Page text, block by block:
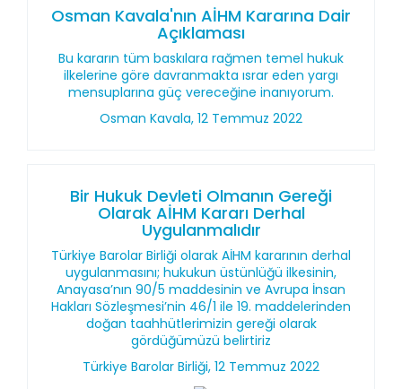
Osman Kavala'nın AİHM Kararına Dair
Açıklaması
Bu kararın tüm baskılara rağmen temel hukuk
ilkelerine göre davranmakta ısrar eden yargı
mensuplarına güç vereceğine inanıyorum.
Osman Kavala, 12 Temmuz 2022
Bir Hukuk Devleti Olmanın Gereği
Olarak AİHM Kararı Derhal
Uygulanmalıdır
Türkiye Barolar Birliği olarak AİHM kararının derhal
uygulanmasını; hukukun üstünlüğü ilkesinin,
Anayasa’nın 90/5 maddesinin ve Avrupa İnsan
Hakları Sözleşmesi’nin 46/1 ile 19. maddelerinden
doğan taahhütlerimizin gereği olarak
gördüğümüzü belirtiriz
Türkiye Barolar Birliği, 12 Temmuz 2022